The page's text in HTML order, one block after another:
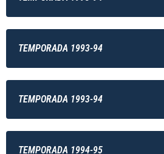
TEMPORADA 1993-94
TEMPORADA 1993-94
TEMPORADA 1994-95